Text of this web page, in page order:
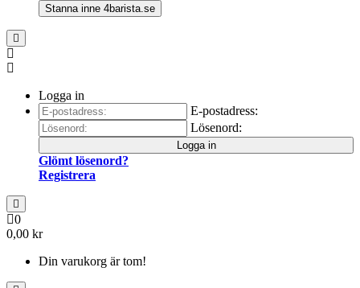
Stanna inne 4barista.se
Logga in
E-postadress:
Lösenord:
Logga in
Glömt lösenord?
Registrera
0
0,00 kr
Din varukorg är tom!